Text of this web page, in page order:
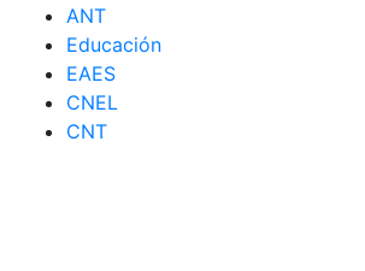
ANT
Educación
EAES
CNEL
CNT